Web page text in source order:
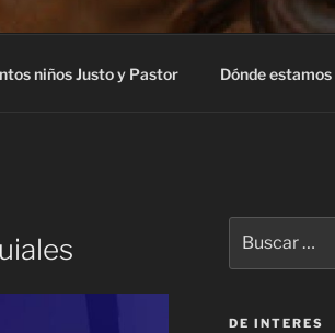
niños Justo y Pastor Dónde estamos
por:
DE INTERES